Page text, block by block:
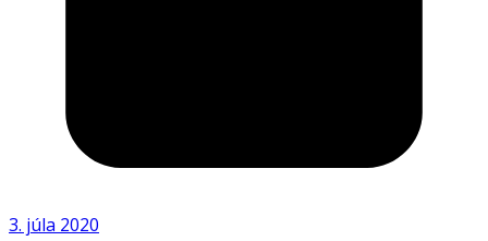
3. júla 2020